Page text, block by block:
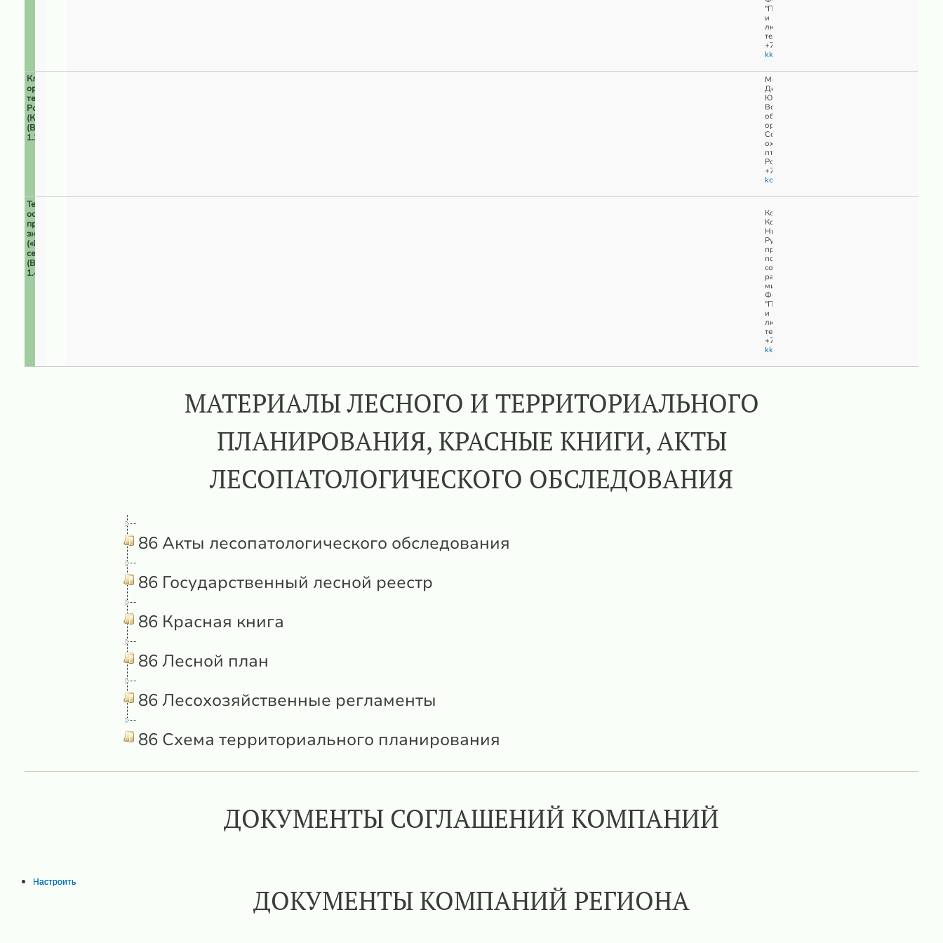
"Природа
и
люди"
тел.
+7(911)0603740
kkobyakov@naturepeople.ru
Ключевые
орнитологические
территории
России
(КОТР)
(ВПЦ
1.2)
Мокеев
Денис
Юрьевич
Всероссийская
общественная
организация
Союз
охраны
птиц
России
+7(495)6722141
kotr@huntmap.ru
Территории
особого
природоохранного
значения
(«Изумрудная
сеть»)
(ВПЦ
1.4)
Кобяков
Константин
Николаевич
Руководитель
проектов
по
сохранению
растительного
мира
Фонд
"Природа
и
люди"
тел.
+7(911)0603740
kkobyakov@naturepeople.ru
МАТЕРИАЛЫ ЛЕСНОГО И ТЕРРИТОРИАЛЬНОГО
ПЛАНИРОВАНИЯ, КРАСНЫЕ КНИГИ, АКТЫ
ЛЕСОПАТОЛОГИЧЕСКОГО ОБСЛЕДОВАНИЯ
86 Акты лесопатологического обследования
86 Государственный лесной реестр
86 Красная книга
86 Лесной план
86 Лесохозяйственные регламенты
86 Схема территориального планирования
ДОКУМЕНТЫ СОГЛАШЕНИЙ КОМПАНИЙ
Настроить
ДОКУМЕНТЫ КОМПАНИЙ РЕГИОНА